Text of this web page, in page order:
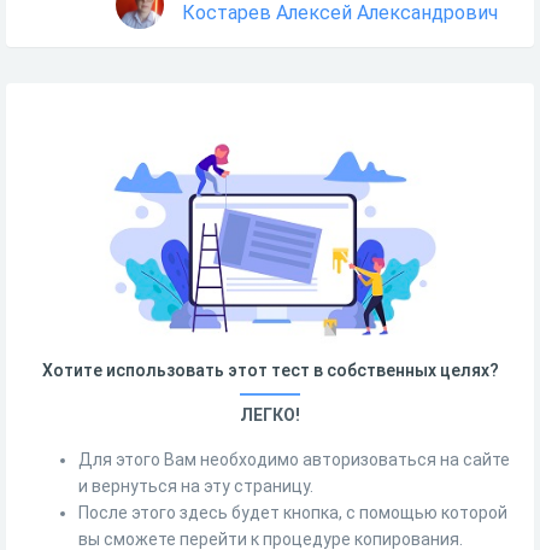
Костарев Алексей Александрович
Хотите использовать этот тест в собственных целях?
ЛЕГКО!
Для этого Вам необходимо авторизоваться на сайте
и вернуться на эту страницу.
После этого здесь будет кнопка, с помощью которой
вы сможете перейти к процедуре копирования.